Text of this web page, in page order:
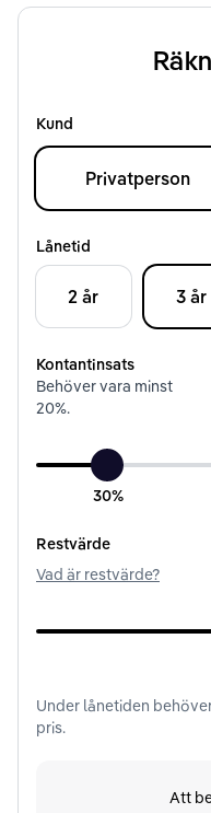
Kund
Privatperson
Lånetid
2 år 3 år
Kontantinsats
Behöver vara minst
20%.
30%
Restvärde
Vad är restvärde?
Under lånetiden
pris.
Att